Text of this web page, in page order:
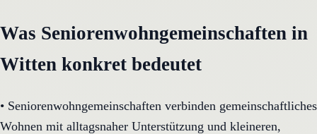
Was Seniorenwohngemeinschaften in
Witten konkret bedeutet
• Seniorenwohngemeinschaften verbinden gemeinschaftliches
Wohnen mit alltagsnaher Unterstützung und kleineren,